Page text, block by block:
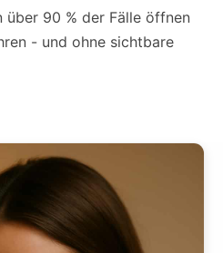
über 90 % der Fälle öffnen
- und ohne sichtbare